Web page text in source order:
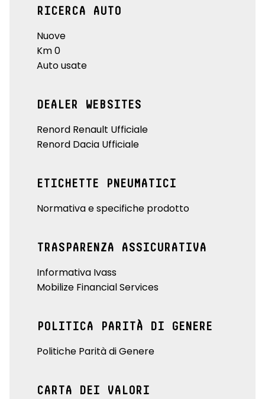
RICERCA AUTO
Nuove
Km 0
Auto usate
DEALER WEBSITES
Renord Renault Ufficiale
Renord Dacia Ufficiale
ETICHETTE PNEUMATICI
Normativa e specifiche prodotto
TRASPARENZA ASSICURATIVA
Informativa Ivass
Mobilize Financial Services
POLITICA PARITÀ DI GENERE
Politiche Parità di Genere
CARTA DEI VALORI